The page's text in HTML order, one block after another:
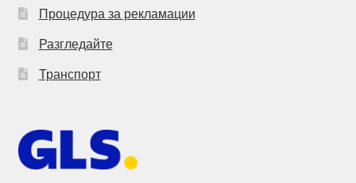
Процедура за рекламации
Разгледайте
Транспорт